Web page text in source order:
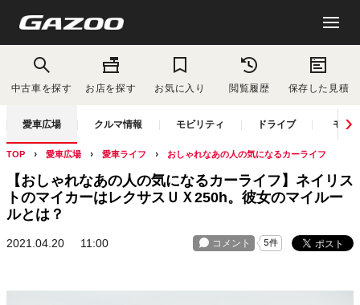
中古車を探す お店を探す お気に入り 閲覧履歴 保存した見積
愛車広場 クルマ情報 モビリティ ドライブ モー
TOP 愛車広場 愛車ライフ おしゃれなあの人の気になるカーライフ
【おしゃれなあの人の気になるカーライフ】ネイリス
トのマイカーはレクサスＵＸ250h。彼女のマイルー
ルとは？
2021.04.20 11:00